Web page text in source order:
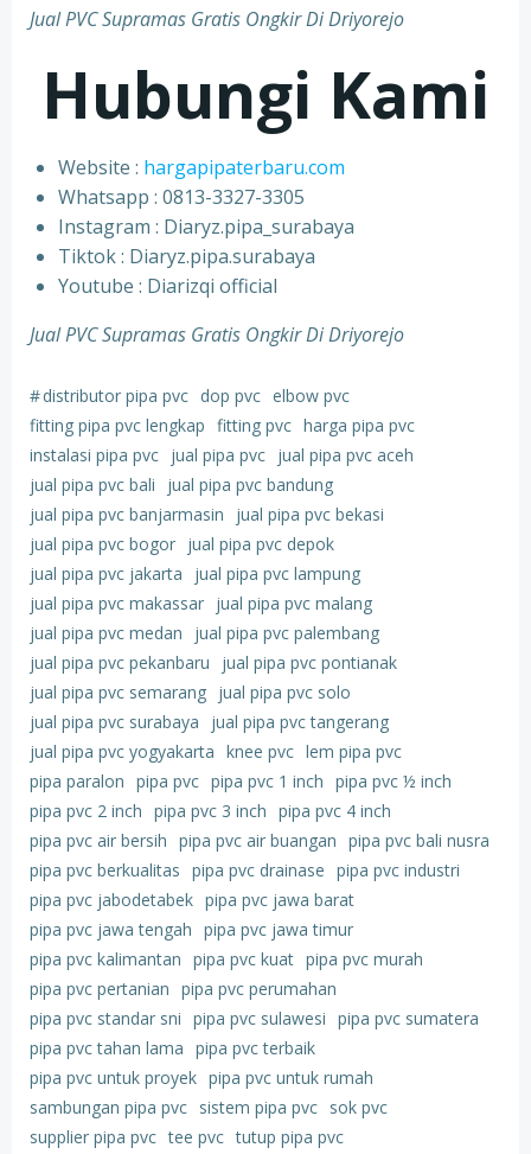
Jual PVC Supramas Gratis Ongkir Di Driyorejo
Hubungi Kami
Website : hargapipaterbaru.com
Whatsapp : 0813-3327-3305
⁠Instagram : Diaryz.pipa_surabaya
⁠Tiktok : Diaryz.pipa.surabaya
⁠Youtube : Diarizqi official
Jual PVC Supramas Gratis Ongkir Di Driyorejo
#distributor pipa pvc dop pvc elbow pvc
fitting pipa pvc lengkap fitting pvc harga pipa pvc
instalasi pipa pvc jual pipa pvc jual pipa pvc aceh
jual pipa pvc bali
jual pipa pvc bandung
jual pipa pvc banjarmasin
jual pipa pvc bekasi
jual pipa pvc bogor jual pipa pvc depok
jual pipa pvc jakarta
jual pipa pvc lampung
jual pipa pvc makassar jual pipa pvc malang
jual pipa pvc medan
jual pipa pvc palembang
jual pipa pvc pekanbaru
jual pipa pvc pontianak
jual pipa pvc semarang jual pipa pvc solo
jual pipa pvc surabaya
jual pipa pvc tangerang
jual pipa pvc yogyakarta knee pvc lem pipa pvc
pipa paralon pipa pvc pipa pvc 1 inch pipa pvc ½ inch
pipa pvc 2 inch pipa pvc 3 inch pipa pvc 4 inch
pipa pvc air bersih pipa pvc air buangan pipa pvc bali nusra
pipa pvc berkualitas pipa pvc drainase pipa pvc industri
pipa pvc jabodetabek pipa pvc jawa barat
pipa pvc jawa tengah pipa pvc jawa timur
pipa pvc kalimantan pipa pvc kuat pipa pvc murah
pipa pvc pertanian pipa pvc perumahan
pipa pvc standar sni pipa pvc sulawesi pipa pvc sumatera
pipa pvc tahan lama pipa pvc terbaik
pipa pvc untuk proyek pipa pvc untuk rumah
sambungan pipa pvc sistem pipa pvc sok pvc
supplier pipa pvc tee pvc tutup pipa pvc